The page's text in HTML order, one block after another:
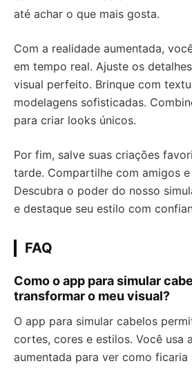
até achar o que mais gosta.
Com a realidade aumentada,
em tempo real. Ajuste os
visual perfeito. Brinque com
modelagens sofisticadas.
para criar looks únicos.
Por fim, salve suas criações
tarde. Compartilhe com amigos
Descubra o poder do nosso
e destaque seu estilo com
FAQ
Como o app para simular
transformar o meu visual?
O app para simular cabelos
cortes, cores e estilos. Você usa
aumentada para ver como ficaria